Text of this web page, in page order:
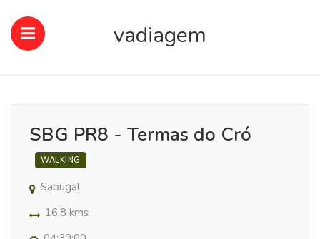
vadiagem
SBG PR8 - Termas do Cró
WALKING
Sabugal
16.8 kms